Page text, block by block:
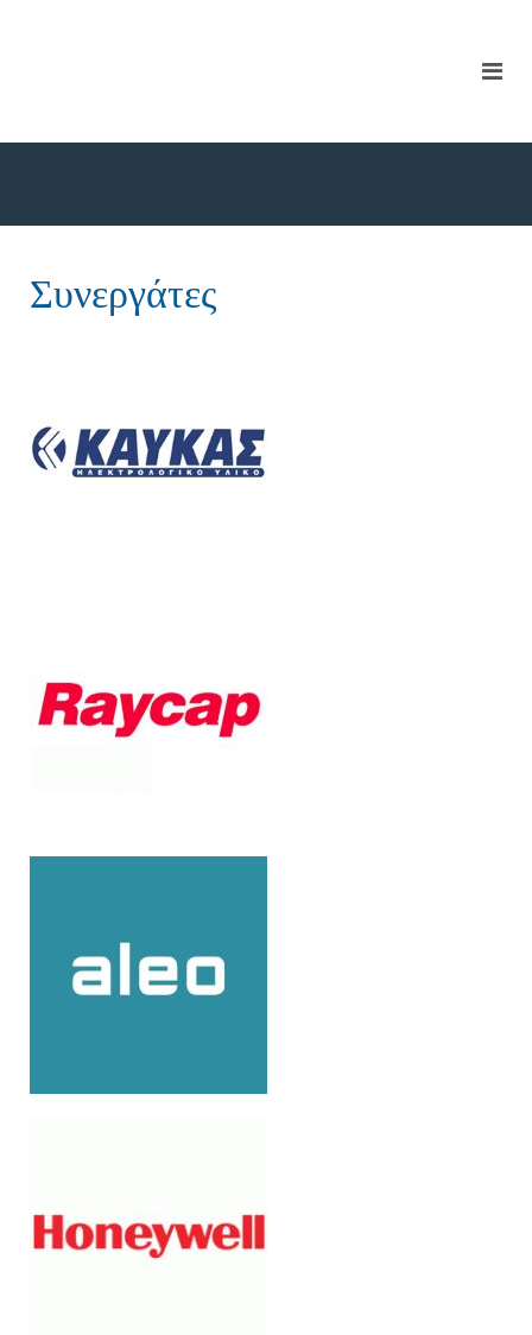
Συνεργάτες